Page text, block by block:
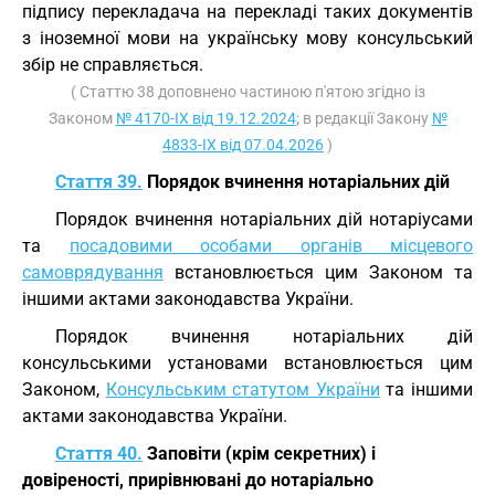
підпису перекладача на перекладі таких документів
з іноземної мови на українську мову консульський
збір не справляється.
( Статтю 38 доповнено частиною п'ятою згідно із
Законом № 4170-IX від 19.12.2024; в редакції Закону №
4833-IX від 07.04.2026)
Стаття 39. Порядок вчинення нотаріальних дій
Порядок вчинення нотаріальних дій нотаріусами
та посадовими особами органів місцевого
самоврядування встановлюється цим Законом та
іншими актами законодавства України.
Порядок вчинення нотаріальних дій
консульськими установами встановлюється цим
Законом, Консульським статутом України та іншими
актами законодавства України.
Стаття 40. Заповіти (крім секретних) і
довіреності, прирівнювані до нотаріально